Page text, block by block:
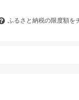
ふるさと納税の限度額を